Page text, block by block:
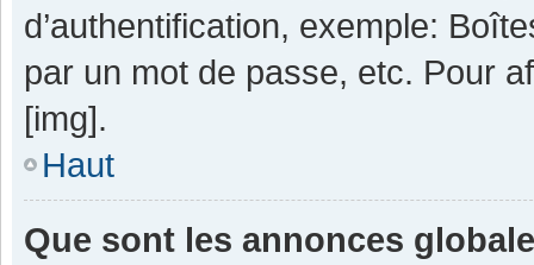
d’authentification, exemple:
par un mot de passe, etc. Pour
[img].
Haut
Que sont les annonces